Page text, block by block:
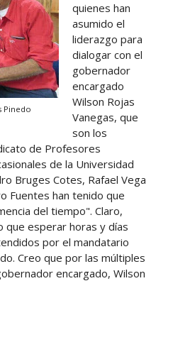
Pinedo
quienes han
asumido el
liderazgo para
dialogar con el
gobernador
encargado
Wilson Rojas
Vanegas, que
son los
de Profesores
de la Universidad
Bruges Cotes, Rafael Vega
Fuentes han tenido que
del tiempo". Claro,
que esperar horas y días
por el mandatario
Creo que por las múltiples
encargado, Wilson